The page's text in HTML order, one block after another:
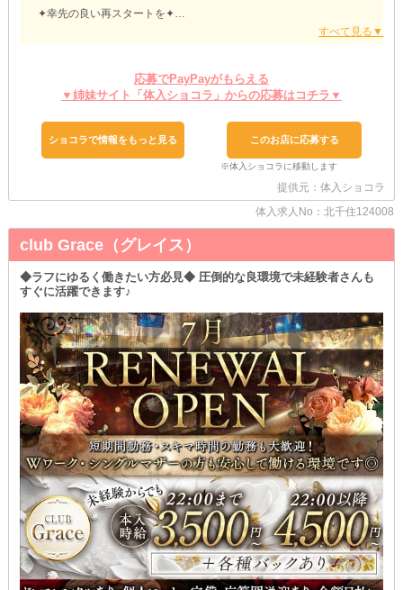
✦幸先の良い再スタートを✦
各種条件に、これまでの頑張りをしっかり反映させるのでご安心く
ださい◎
ブランクさんも《優遇》条件でスタートできる嬉しい環境です♪
あなたのスキルを活かしてもっともっと稼ぎませんか？
✦ノンアル勤務も大歓迎✦
ココなら《ソフトドリンク》片手に楽しく接客できちゃいます◎
まさに、翌日のお仕事や学校に響かない健康的な働き方！
✦Wワーク先にもピッタリ✦
￣￣￣￣￣￣￣￣￣￣￣￣￣
昼職や学校と両立したい女の子を全力でサポート中！
週1日や短時間勤務などライフスタイルに合わせて楽しく働けます♪
無理のない範囲でサクッと副収入をゲットしてください♡
素敵な出会いを楽しみにしています◎
応募でPayPayがもらえる
▼姉妹サイト「体入ショコラ」からの応募はコチラ▼
ショコラで情報をもっと見る このお店に応募する
提供元：体入ショコラ
体入求人No：北千住124008
club Grace（グレイス）
◆ラフにゆるく働きたい方必見◆ 圧倒的な良環境で未経験者さんも
すぐに活躍できます♪